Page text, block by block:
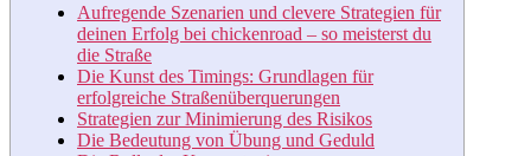
Aufregende Szenarien und clevere Strategien für
deinen Erfolg bei chickenroad – so meisterst du
die Straße
Die Kunst des Timings: Grundlagen für
erfolgreiche Straßenüberquerungen
Strategien zur Minimierung des Risikos
Die Bedeutung von Übung und Geduld